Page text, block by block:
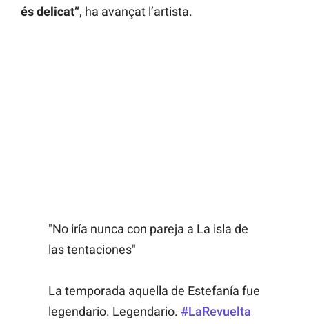
és delicat”, ha avançat l’artista.
"No iría nunca con pareja a La isla de
las tentaciones"
La temporada aquella de Estefanía fue
legendario. Legendario. #LaRevuelta